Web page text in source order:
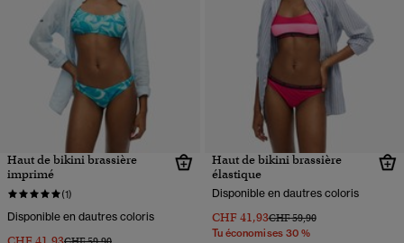
Haut de bikini brassière
imprimé
(1)
Disponible en dautres coloris
Haut de bikini brassière
élastique
Disponible en dautres coloris
CHF 41,93Prix réduit de
CHF 59,90à
Tu économises 30 %